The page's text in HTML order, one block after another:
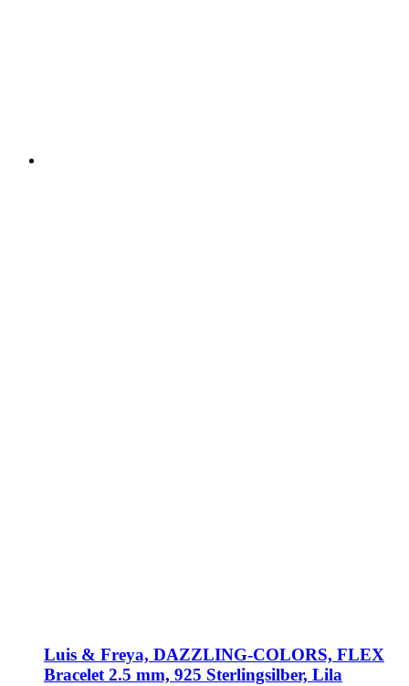
Luis & Freya, DAZZLING-COLORS, FLEX
Bracelet 2.5 mm, 925 Sterlingsilber, Lila